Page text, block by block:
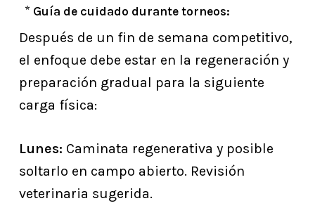
* Guía de cuidado durante torneos:
Después de un fin de semana competitivo,
el enfoque debe estar en la regeneración y
preparación gradual para la siguiente
carga física:
Lunes: Caminata regenerativa y posible
soltarlo en campo abierto. Revisión
veterinaria sugerida.